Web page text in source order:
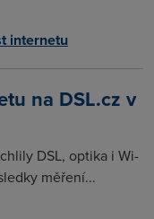
internetu
na DSL.cz v
DSL, optika i Wi-
měření...